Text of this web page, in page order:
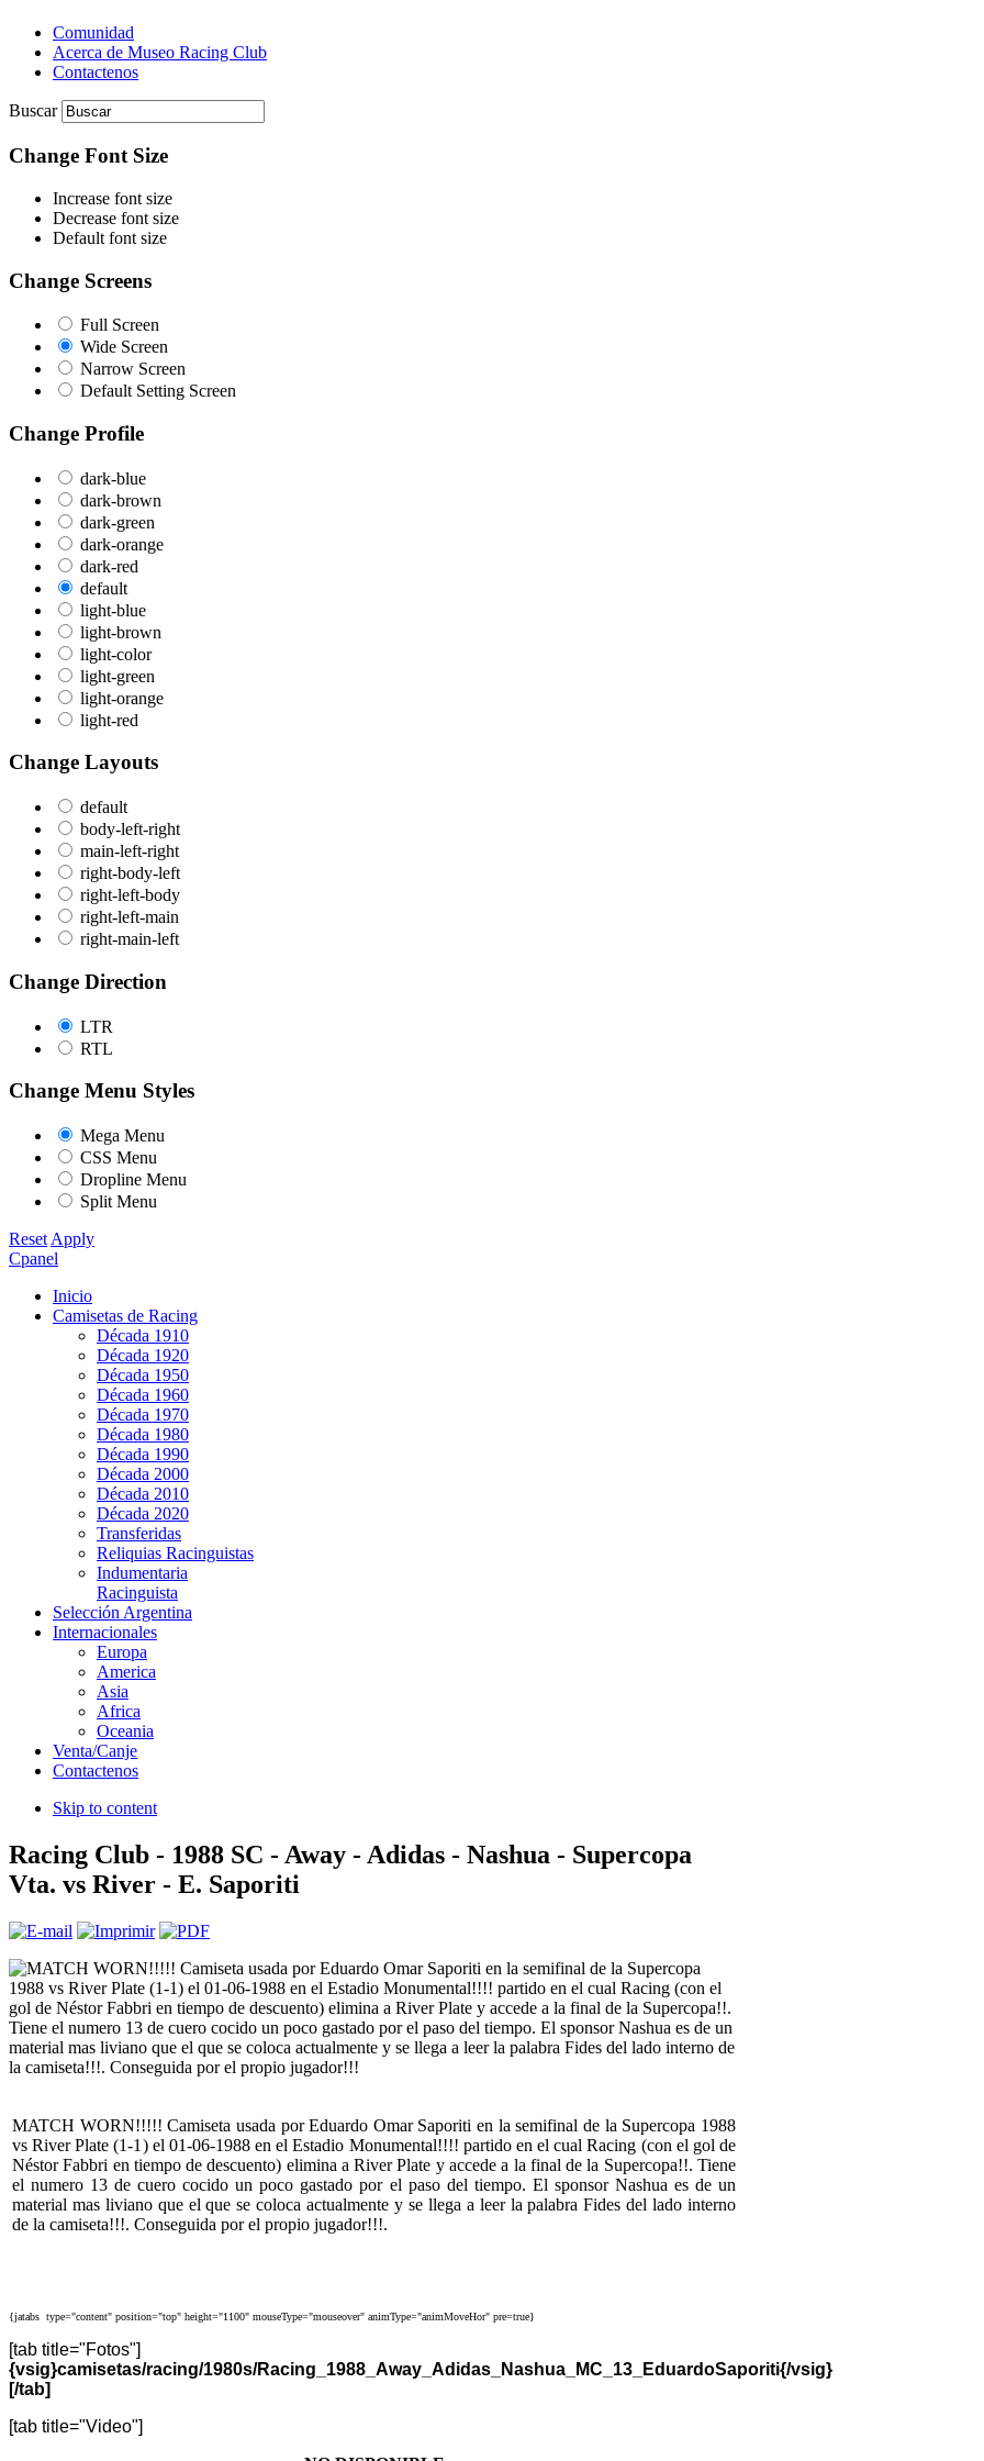
Comunidad
Acerca de Museo Racing Club
Contactenos
Buscar
Change Font Size
Increase font size
Decrease font size
Default font size
Change Screens
Full Screen
Wide Screen
Narrow Screen
Default Setting Screen
Change Profile
dark-blue
dark-brown
dark-green
dark-orange
dark-red
default
light-blue
light-brown
light-color
light-green
light-orange
light-red
Change Layouts
default
body-left-right
main-left-right
right-body-left
right-left-body
right-left-main
right-main-left
Change Direction
LTR
RTL
Change Menu Styles
Mega Menu
CSS Menu
Dropline Menu
Split Menu
Reset Apply
Cpanel
Inicio
Camisetas de Racing
Década 1910
Década 1920
Década 1950
Década 1960
Década 1970
Década 1980
Década 1990
Década 2000
Década 2010
Década 2020
Transferidas
Reliquias Racinguistas
Indumentaria
Racinguista
Selección Argentina
Internacionales
Europa
America
Asia
Africa
Oceania
Venta/Canje
Contactenos
Skip to content
Racing Club - 1988 SC - Away - Adidas - Nashua - Supercopa
Vta. vs River - E. Saporiti
MATCH WORN!!!!! Camiseta usada por Eduardo Omar Saporiti en la semifinal de la Supercopa 1988
vs River Plate (1-1) el 01-06-1988 en el Estadio Monumental!!!! partido en el cual Racing (con el gol de
Néstor Fabbri en tiempo de descuento) elimina a River Plate y accede a la final de la Supercopa!!. Tiene
el numero 13 de cuero cocido un poco gastado por el paso del tiempo. El sponsor Nashua es de un
material mas liviano que el que se coloca actualmente y se llega a leer la palabra Fides del lado interno
de la camiseta!!!. Conseguida por el propio jugador!!!.
{jatabs type="content" position="top" height="1100" mouseType="mouseover" animType="animMoveHor" pre=true}
[tab title="Fotos"]
{vsig}camisetas/racing/1980s/Racing_1988_Away_Adidas_Nashua_MC_13_EduardoSaporiti{/vsig}
[/tab]
[tab title="Video"]